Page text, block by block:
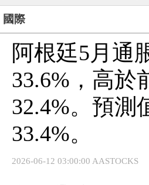
國際
阿根廷5月通
33.6%，高於
32.4%。預測
33.4%。
2026-06-12 03:00:00 AASTOCKS